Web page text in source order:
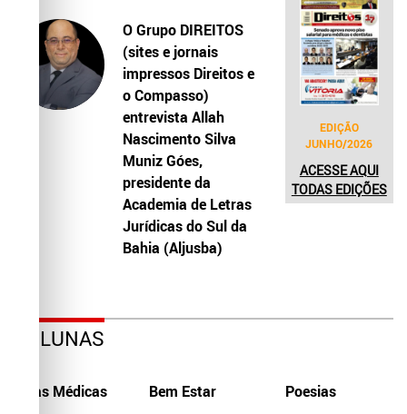
O Grupo DIREITOS
(sites e jornais
impressos Direitos e
o Compasso)
entrevista Allah
Nascimento Silva
Muniz Góes,
presidente da
Academia de Letras
Jurídicas do Sul da
Bahia (Aljusba)
EDIÇÃO
JUNHO/2026
ACESSE AQUI
TODAS EDIÇÕES
COLUNAS
Dicas Médicas Bem Estar Poesias